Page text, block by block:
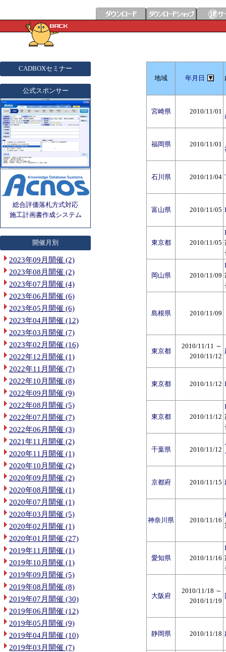
CADBOXセミナー
公式スポンサー
総合評価落札方式対応
施工計画書作成システム
開催月別
2023年09月開催 (2)
2023年08月開催 (2)
2023年07月開催 (4)
2023年06月開催 (6)
2023年05月開催 (6)
2023年04月開催 (12)
2023年03月開催 (7)
2023年02月開催 (16)
2022年12月開催 (1)
2022年11月開催 (7)
2022年10月開催 (8)
2022年09月開催 (9)
2022年08月開催 (5)
2022年07月開催 (7)
2022年06月開催 (3)
2021年11月開催 (2)
2020年11月開催 (1)
2020年10月開催 (2)
2020年09月開催 (2)
2020年08月開催 (1)
2020年07月開催 (1)
2020年03月開催 (5)
2020年02月開催 (1)
2020年01月開催 (27)
2019年11月開催 (1)
2019年10月開催 (1)
2019年09月開催 (5)
2019年08月開催 (8)
2019年07月開催 (30)
2019年06月開催 (12)
2019年05月開催 (9)
2019年04月開催 (10)
2019年03月開催 (7)
地域 年月日
宮崎県 2010/11/01
福岡県 2010/11/01
石川県 2010/11/04
富山県 2010/11/05
東京都 2010/11/05
岡山県 2010/11/09
島根県 2010/11/09
東京都
2010/11/11 ～
2010/11/12
東京都 2010/11/12
東京都 2010/11/12
千葉県 2010/11/12
京都府 2010/11/15
神奈川県 2010/11/16
愛知県 2010/11/16
大阪府
2010/11/18 ～
2010/11/19
静岡県 2010/11/18